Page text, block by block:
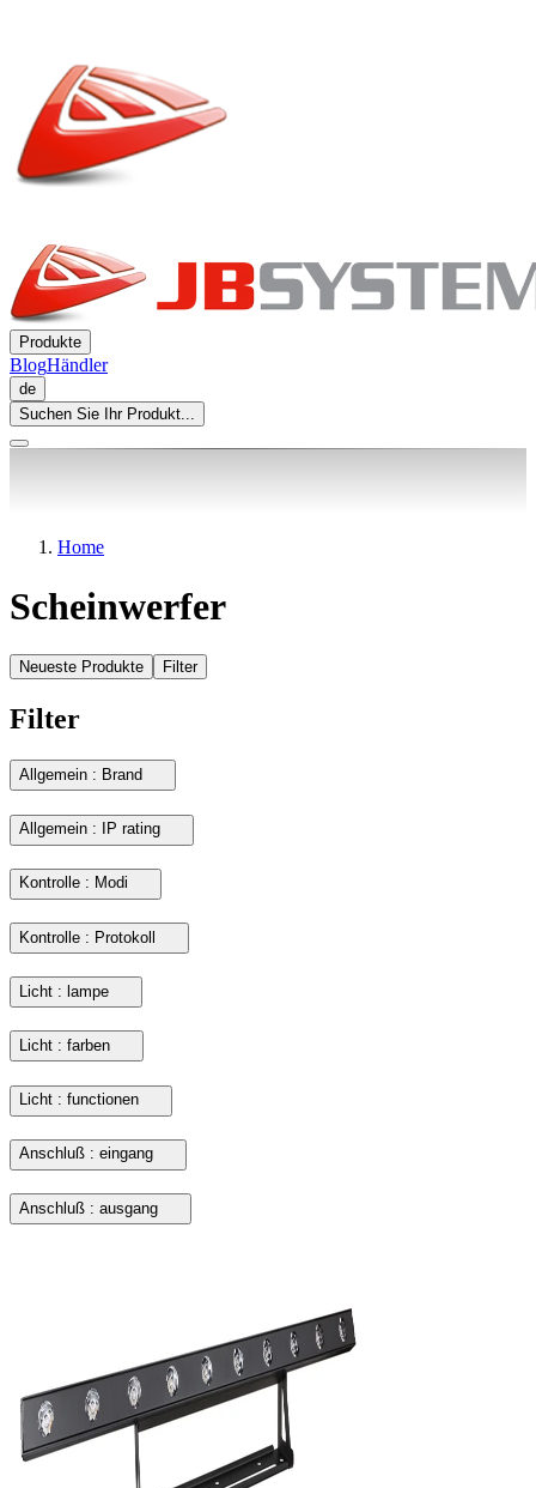
Produkte
BlogHändler
de
Suchen Sie Ihr Produkt...
Home
Scheinwerfer
Neueste Produkte Filter
Filter
Allgemein : Brand
Allgemein : IP rating
Kontrolle : Modi
Kontrolle : Protokoll
Licht : lampe
Licht : farben
Licht : functionen
Anschluß : eingang
Anschluß : ausgang